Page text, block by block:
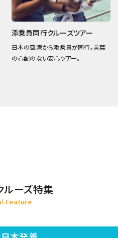
添乗員同行クルーズツアー
日本の空港から添乗員が同行。言葉
の心配のない安心ツアー。
ルーズ特集
Feature